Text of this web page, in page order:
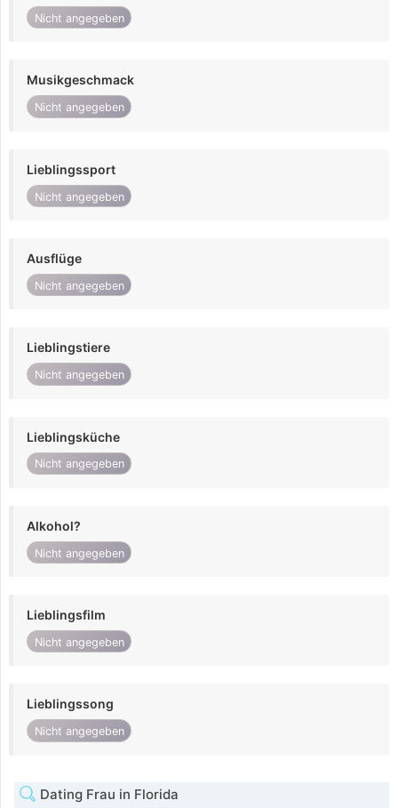
Nicht angegeben
Musikgeschmack
Nicht angegeben
Lieblingssport
Nicht angegeben
Ausflüge
Nicht angegeben
Lieblingstiere
Nicht angegeben
Lieblingsküche
Nicht angegeben
Alkohol?
Nicht angegeben
Lieblingsfilm
Nicht angegeben
Lieblingssong
Nicht angegeben
Dating Frau in Florida